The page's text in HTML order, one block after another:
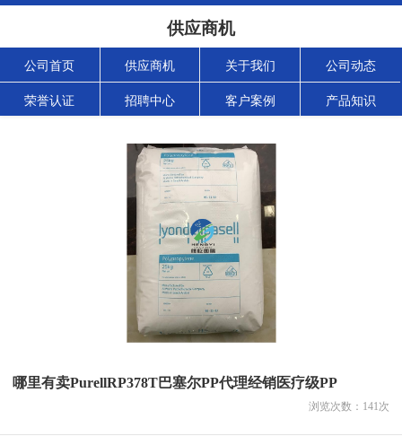
供应商机
公司首页 供应商机 关于我们 公司动态
荣誉认证 招聘中心 客户案例 产品知识
哪里有卖PurellRP378T巴塞尔PP代理经销医疗级PP
浏览次数： 141次